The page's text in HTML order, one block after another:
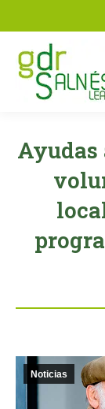
Ayudas
Noticias